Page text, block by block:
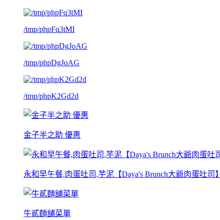
/tmp/phpFq3tMI
/tmp/phpDgJoAG
/tmp/phpK2Gd2d
金子半之助 優惠
永和早午餐,肉蛋吐司,芋泥【Daya's Brunch大爺肉蛋吐司
牛貳麵舖菜單